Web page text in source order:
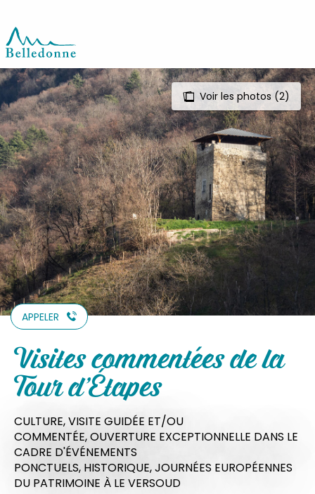
contenu
principal
Voir les photos (2)
APPELER
Visites commentées de la
Tour d'Étapes
CULTURE,VISITE GUIDÉE ET/OU
COMMENTÉE,OUVERTURE EXCEPTIONNELLE DANS LE
CADRE D'ÉVÉNEMENTS
PONCTUELS, HISTORIQUE,JOURNÉES EUROPÉENNES
DU PATRIMOINE À LE VERSOUD